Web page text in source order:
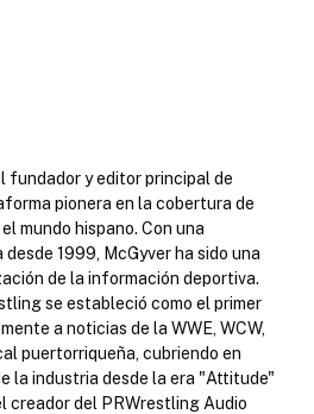
fundador y editor principal de
pionera en la cobertura de
mundo hispano. Con una
1999, McGyver ha sido una
de la información deportiva.
se estableció como el primer
a noticias de la WWE, WCW,
puertorriqueña, cubriendo en
la industria desde la era "Attitude"
creador del PRWrestling Audio